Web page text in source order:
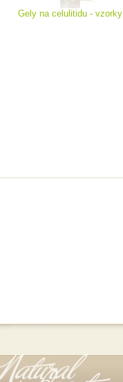
Gely na celulitidu - vzorky